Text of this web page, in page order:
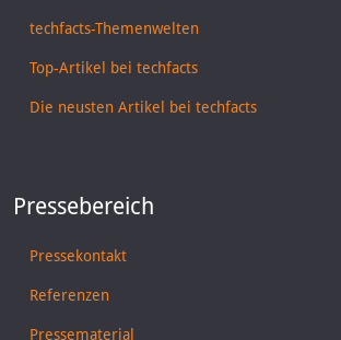
techfacts-Themenwelten
Top-Artikel bei techfacts
Die neusten Artikel bei techfacts
Pressebereich
Pressekontakt
Referenzen
Pressematerial